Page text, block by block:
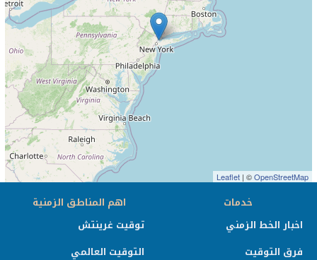
Leaflet | ©OpenStreetMap
خدمات
اخبار الخط الزمني
فرق التوقيت
اهم المناطق الزمنية
توقيت غرينتش
التوقيت العالمي